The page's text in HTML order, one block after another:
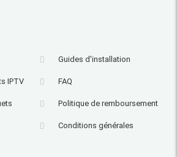
IPTV
Guides d'installation
FAQ
Politique de remboursement
Conditions générales